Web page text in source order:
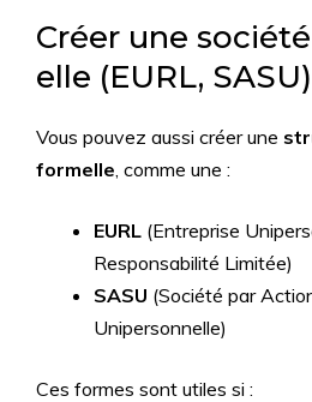
Créer une
elle (EURL, SASU)
Vous pouvez aussi créer une
formelle , comme une :
EURL (Entreprise
Responsabilité Limitée)
SASU (Société par
Unipersonnelle)
Ces formes sont utiles si :